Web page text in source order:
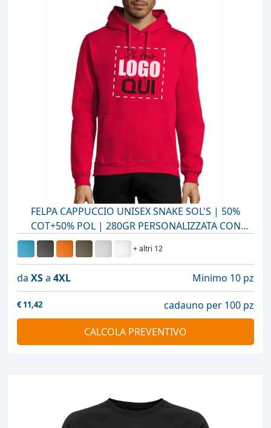
FELPA CAPPUCCIO UNISEX SNAKE SOL'S | 50%
COT+50% POL | 280GR PERSONALIZZATA CON
STAMPA O RICAMO
+ altri 12
da XSa 4XL Minimo 10 pz
€ 11,42
cadauno per 100 pz
CALCOLA PREVENTIVO